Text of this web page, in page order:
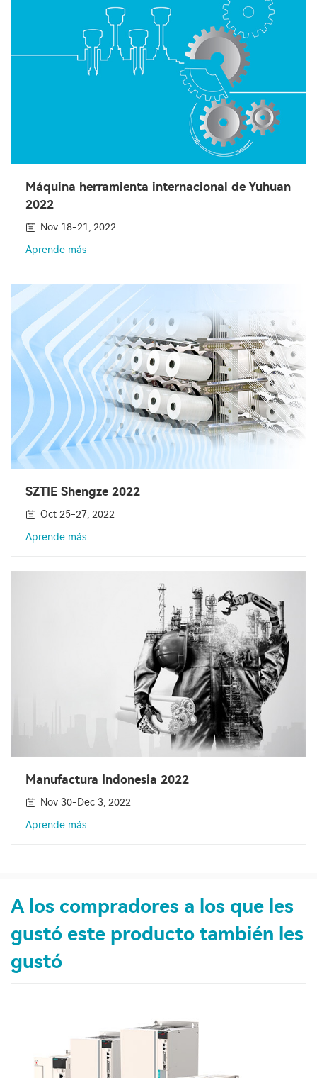
Máquina herramienta internacional de Yuhuan
2022
Nov 18-21, 2022
Aprende más
SZTIE Shengze 2022
Oct 25-27, 2022
Aprende más
Manufactura Indonesia 2022
Nov 30-Dec 3, 2022
Aprende más
A los compradores a los que les
gustó este producto también les
gustó